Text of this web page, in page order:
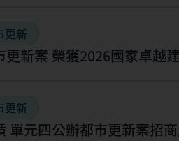
更新
更新案 榮獲2026國家卓越
更新
單元四公辦都市更新案招